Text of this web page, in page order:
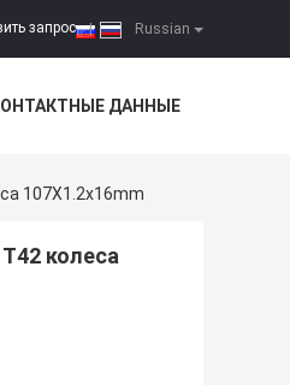
Russian
запрос |
ДАННЫЕ
107X1.2x16mm
колеса